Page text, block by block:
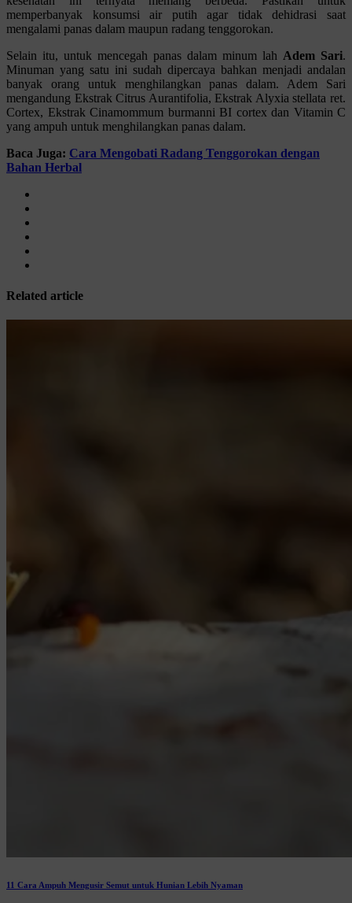
memperbanyak konsumsi air putih agar tidak dehidrasi saat
mengalami panas dalam maupun radang tenggorokan.
Selain itu, untuk mencegah panas dalam minum lah Adem Sari.
Minuman yang satu ini sudah dipercaya bahkan menjadi andalan
banyak orang untuk menghilangkan panas dalam. Adem Sari
mengandung Ekstrak Citrus Aurantifolia, Ekstrak Alyxia stellata ret.
Cortex, Ekstrak Cinamommum burmanni BI cortex dan Vitamin C
yang ampuh untuk menghilangkan panas dalam.
Baca Juga: Cara Mengobati Radang Tenggorokan dengan
Bahan Herbal
Related article
11 Cara Ampuh Mengusir Semut untuk Hunian Lebih Nyaman